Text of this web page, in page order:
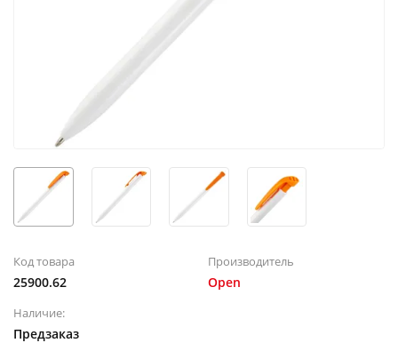
Код товара
25900.62
Производитель
Open
Наличие:
Предзаказ